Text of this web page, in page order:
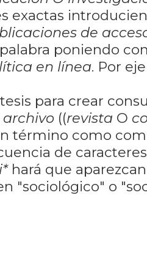
exactas
de
poniendo
en línea. Por
para crear
archivo ((revista O
término como
de
hará que
"sociológico" o